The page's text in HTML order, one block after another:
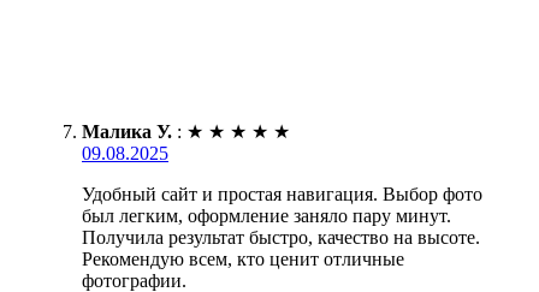
Малика У. : ★ ★ ★ ★ ★
09.08.2025
Удобный сайт и простая навигация. Выбор фото
был легким, оформление заняло пару минут.
Получила результат быстро, качество на высоте.
Рекомендую всем, кто ценит отличные
фотографии.